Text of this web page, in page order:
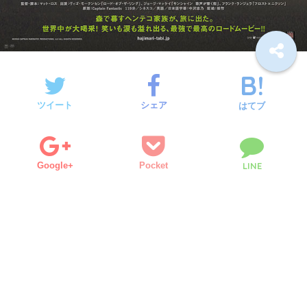
ツイート シェア はてブ
Google+ Pocket LINE